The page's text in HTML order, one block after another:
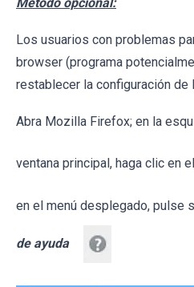
Los usuarios con problemas
browser (programa
restablecer la configuración de
Abra Mozilla Firefox; en la
ventana principal, haga clic en el
en el menú desplegado, pulse
de ayuda